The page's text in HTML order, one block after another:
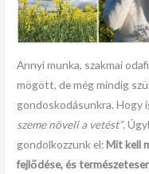
Annyi munka, szakmai
mögött, de még mindig
gondoskodásunkra. Hogy
szeme növeli a vetést”.
gondolkozzunk el:Mit kell
fejlődése, és